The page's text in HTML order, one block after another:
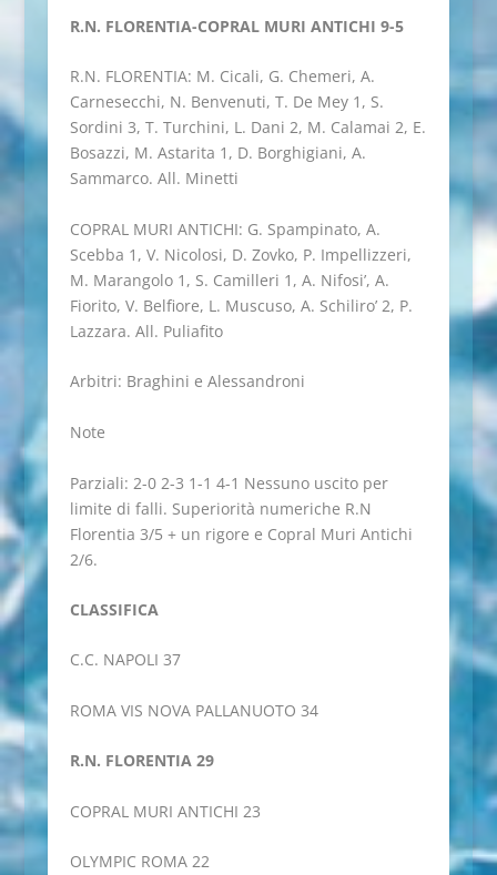
R.N. FLORENTIA-COPRAL MURI ANTICHI 9-5
R.N. FLORENTIA: M. Cicali, G. Chemeri, A.
Carnesecchi, N. Benvenuti, T. De Mey 1, S.
Sordini 3, T. Turchini, L. Dani 2, M. Calamai 2, E.
Bosazzi, M. Astarita 1, D. Borghigiani, A.
Sammarco. All. Minetti
COPRAL MURI ANTICHI: G. Spampinato, A.
Scebba 1, V. Nicolosi, D. Zovko, P. Impellizzeri,
M. Marangolo 1, S. Camilleri 1, A. Nifosi’, A.
Fiorito, V. Belfiore, L. Muscuso, A. Schiliro’ 2, P.
Lazzara. All. Puliafito
Arbitri: Braghini e Alessandroni
Note
Parziali: 2-0 2-3 1-1 4-1 Nessuno uscito per
limite di falli. Superiorità numeriche R.N
Florentia 3/5 + un rigore e Copral Muri Antichi
2/6.
CLASSIFICA
C.C. NAPOLI 37
ROMA VIS NOVA PALLANUOTO 34
R.N. FLORENTIA 29
COPRAL MURI ANTICHI 23
OLYMPIC ROMA 22